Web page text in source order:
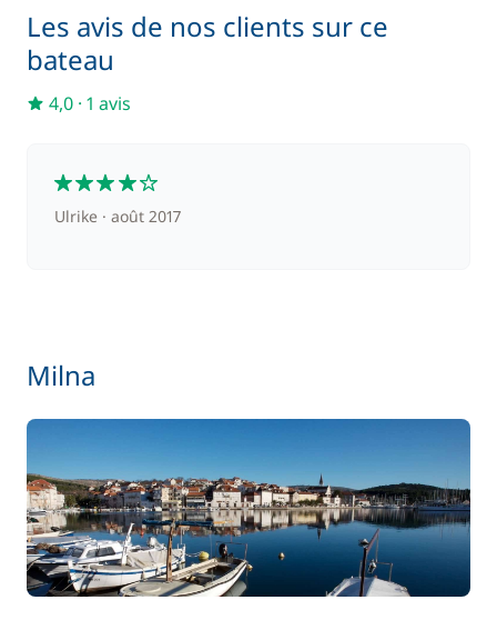
Skipper (repas non inclus)
Les avis de nos clients sur ce
bateau
4,0 · 1 avis
Ulrike août 2017
Milna